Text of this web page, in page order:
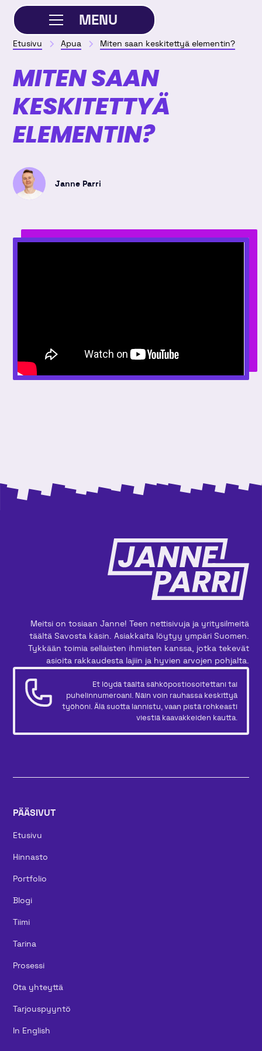
MENU
SULJE
Etusivu Apua Miten saan keskitettyä elementin?
MITEN SAAN
KESKITETTYÄ
ELEMENTIN?
Janne Parri
Meitsi on tosiaan Janne! Teen nettisivuja ja yritysilmeitä
täältä Savosta käsin. Asiakkaita löytyy ympäri Suomen.
Tykkään toimia sellaisten ihmisten kanssa, jotka tekevät
asioita rakkaudesta lajiin ja hyvien arvojen pohjalta.
Et löydä täältä sähköpostiosoitettani tai
puhelinnumeroani. Näin voin rauhassa keskittyä
työhöni. Älä suotta lannistu, vaan pistä rohkeasti
viestiä kaavakkeiden kautta.
PÄÄSIVUT
Etusivu
Hinnasto
Portfolio
Blogi
Tiimi
Tarina
Prosessi
Ota yhteyttä
Tarjouspyyntö
In English